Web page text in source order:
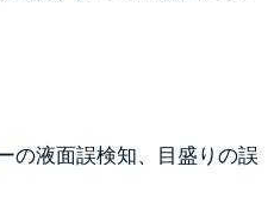
の液面誤検知、目盛りの誤